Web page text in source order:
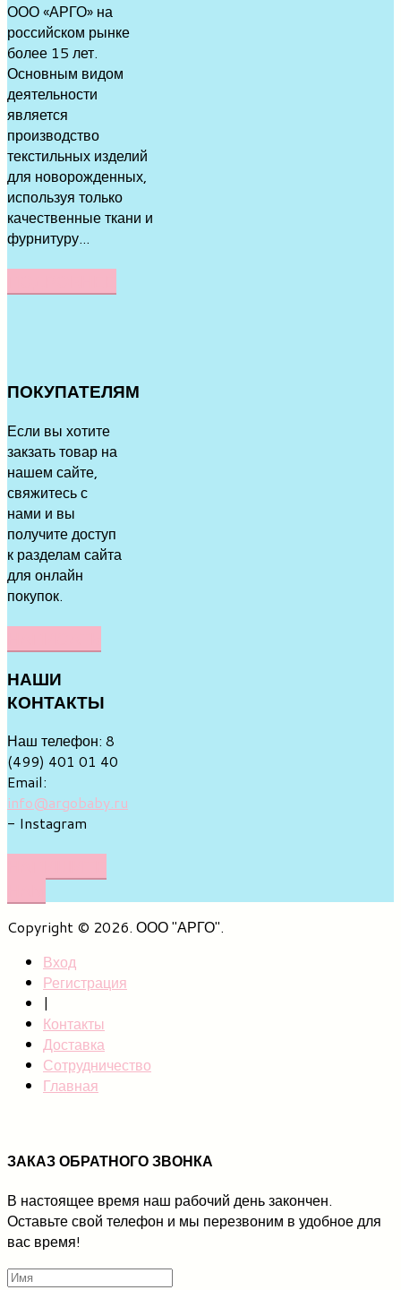
ООО «АРГО» на
российском рынке
более 15 лет.
Основным видом
деятельности
является
производство
текстильных изделий
для новорожденных,
используя только
качественные ткани и
фурнитуру...
ПОКУПАТЕЛЯМ
Если вы хотите
закзать товар на
нашем сайте,
свяжитесь с
нами и вы
получите доступ
к разделам сайта
для онлайн
покупок.
НАШИ
КОНТАКТЫ
Наш телефон: 8
(499) 401 01 40
Email:
info@argobaby.ru
- Instagram
Copyright © 2026. ООО "АРГО".
Вход
Регистрация
|
Контакты
Доставка
Сотрудничество
Главная
ЗАКАЗ ОБРАТНОГО ЗВОНКА
В настоящее время наш рабочий день закончен.
Оставьте свой телефон и мы перезвоним в удобное для
вас время!